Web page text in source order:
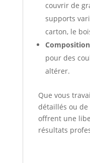
couvrir de
supports
carton, le
pour des
altérer.
Que vous
détaillés ou de
offrent une
résultats